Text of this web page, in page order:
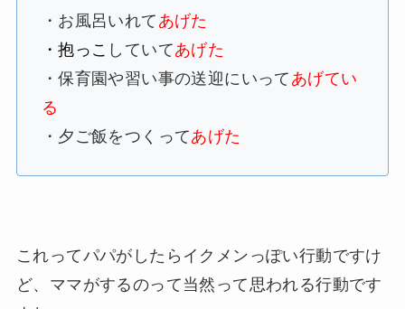
・お風呂いれて あげた
・抱っこ していてあげた
・保育園や習い事の送迎にいって あげてい
る
・夕ご飯をつくってあげた
これってパパがしたらイクメンっぽい行動ですけ
ど、ママがするのって当然って思われる行動です